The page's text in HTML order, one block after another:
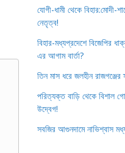
যোগী-ধামী থেকে বিহার:মোদী-
নেতৃত্ব!
বিহার-মধ্যপ্রদেশে বিজেপির
এর আগাম বার্তা?
তিন মাস ধরে জলহীন
পরিত্যক্ত বাড়ি থেকে বিশাল
উদ্বেগ!
সবজির আগুনদামে নাভিশ্বাস